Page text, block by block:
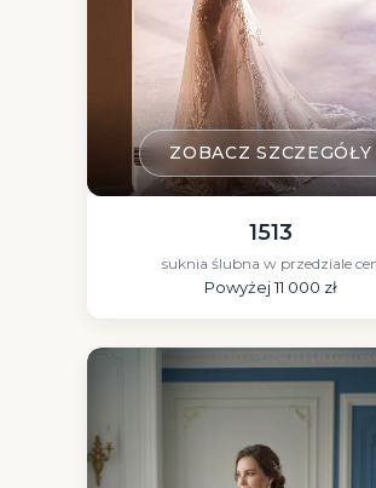
ZOBACZ SZCZEGÓŁY
1513
suknia ślubna w przedziale
Powyżej 11 000 zł